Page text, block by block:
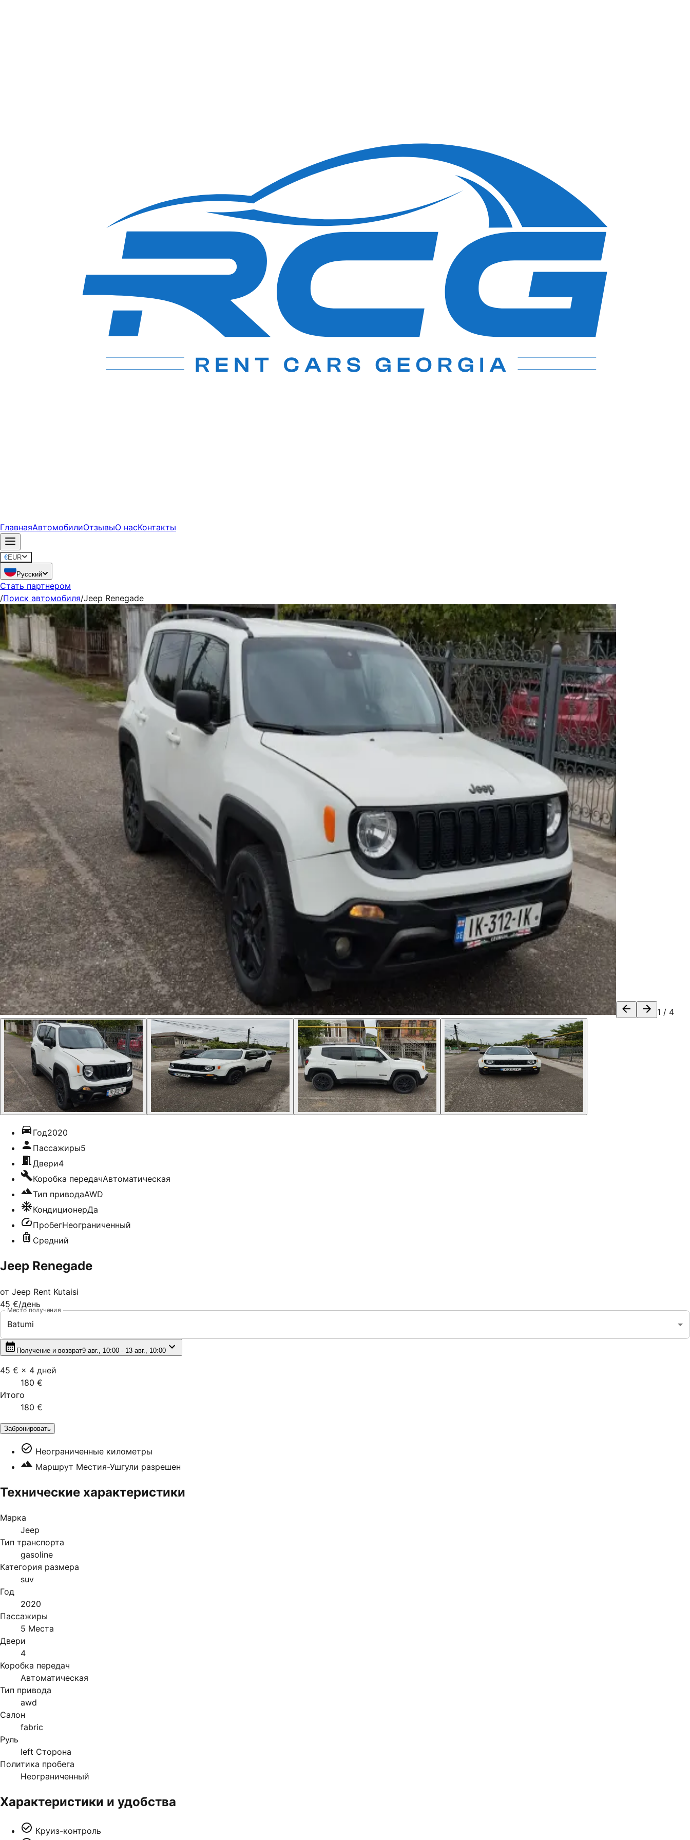
ГлавнаяАвтомобилиОтзывыО насКонтакты
€EUR
Русский
Стать партнером
/Поиск автомобиля/Jeep Renegade
1 / 4
Год2020
Пассажиры5
Двери4
Коробка передачАвтоматическая
Тип приводаAWD
КондиционерДа
ПробегНеограниченный
Средний
Jeep Renegade
от Jeep Rent Kutaisi
45 €/день
Место получения
Batumi
Получение и возврат9 авг., 10:00 - 13 авг., 10:00
45 € × 4 дней
180 €
Итого
180 €
Забронировать
Неограниченные километры
Маршрут Местия-Ушгули разрешен
Технические характеристики
Марка
Jeep
Тип транспорта
gasoline
Категория размера
suv
Год
2020
Пассажиры
5 Места
Двери
4
Коробка передач
Автоматическая
Тип привода
awd
Салон
fabric
Руль
left Сторона
Политика пробега
Неограниченный
Характеристики и удобства
Круиз-контроль